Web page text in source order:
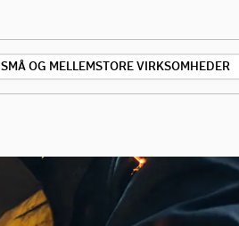
SMÅ OG MELLEMSTORE VIRKSOMHEDER